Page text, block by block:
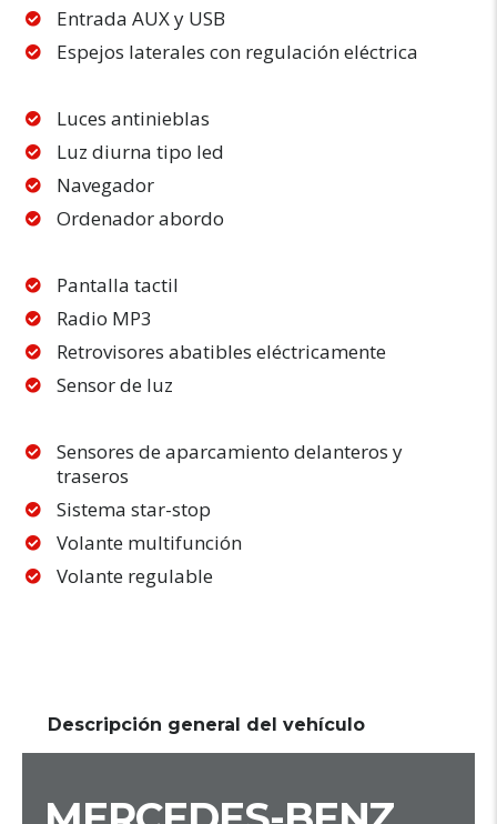
Entrada AUX y USB
Espejos laterales con regulación eléctrica
Luces antinieblas
Luz diurna tipo led
Navegador
Ordenador abordo
Pantalla tactil
Radio MP3
Retrovisores abatibles eléctricamente
Sensor de luz
Sensores de aparcamiento delanteros y
traseros
Sistema star-stop
Volante multifunción
Volante regulable
Descripción general del vehículo